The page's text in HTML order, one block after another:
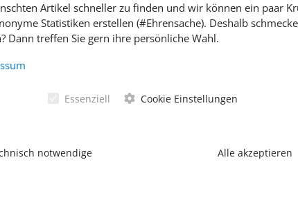
SOZIALE MEDIEN
Artikel schneller zu finden und wir können ein paar
Statistiken erstellen (#Ehrensache). Deshalb
Dann treffen Sie gern ihre persönliche Wahl.
Essenziell Cookie Einstellungen
notwendige Alle akzeptieren